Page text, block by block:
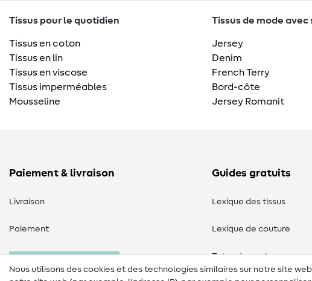
Tissus pour le quotidien
Tissus en coton
Tissus en lin
Tissus en viscose
Tissus imperméables
Mousseline
Tissus de mode avec
Jersey
Denim
French Terry
Bord-côte
Jersey Romanit
Paiement & livraison
Livraison
Paiement
Guides gratuits
Lexique des tissus
Lexique de couture
Tutos de couture
Nous utilisons des cookies et des technologies similaires sur notre site